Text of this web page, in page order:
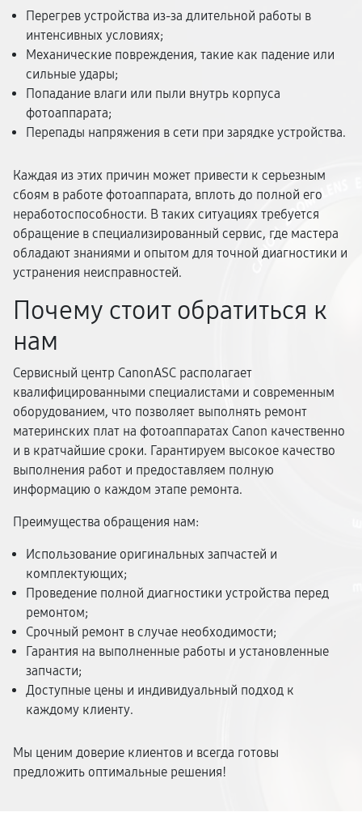
Перегрев устройства из-за длительной работы в
интенсивных условиях;
Механические повреждения, такие как падение или
сильные удары;
Попадание влаги или пыли внутрь корпуса
фотоаппарата;
Перепады напряжения в сети при зарядке устройства.
Каждая из этих причин может привести к серьезным
сбоям в работе фотоаппарата, вплоть до полной его
неработоспособности. В таких ситуациях требуется
обращение в специализированный сервис, где мастера
обладают знаниями и опытом для точной диагностики и
устранения неисправностей.
Почему стоит обратиться к
нам
Сервисный центр CanonASC располагает
квалифицированными специалистами и современным
оборудованием, что позволяет выполнять ремонт
материнских плат на фотоаппаратах Canon качественно
и в кратчайшие сроки. Гарантируем высокое качество
выполнения работ и предоставляем полную
информацию о каждом этапе ремонта.
Преимущества обращения нам:
Использование оригинальных запчастей и
комплектующих;
Проведение полной диагностики устройства перед
ремонтом;
Срочный ремонт в случае необходимости;
Гарантия на выполненные работы и установленные
запчасти;
Доступные цены и индивидуальный подход к
каждому клиенту.
Мы ценим доверие клиентов и всегда готовы
предложить оптимальные решения!